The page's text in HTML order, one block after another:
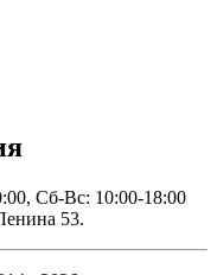
Сб-Вс: 10:00-18:00
53.